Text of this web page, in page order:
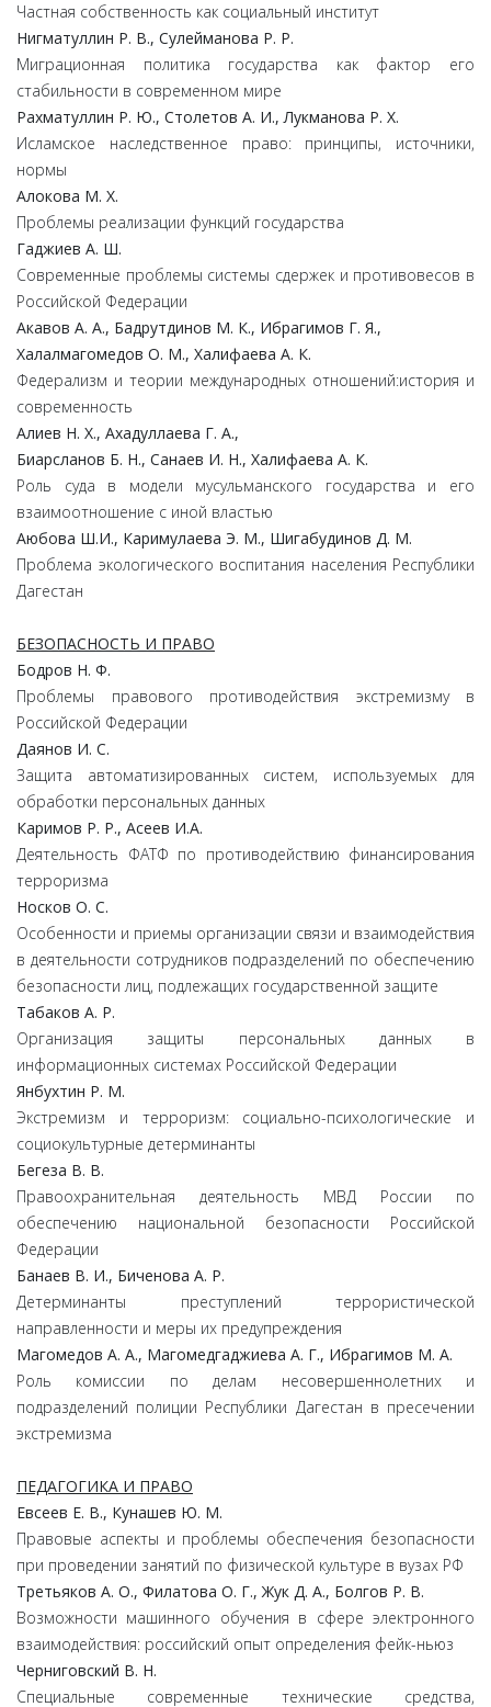
Частная собственность как социальный институт
Нигматуллин Р. В., Сулейманова Р. Р.
Миграционная политика государства как фактор его
стабильности в современном мире
Рахматуллин Р. Ю., Столетов А. И., Лукманова Р. Х.
Исламское наследственное право: принципы, источники,
нормы
Алокова М. Х.
Проблемы реализации функций государства
Гаджиев А. Ш.
Современные проблемы системы сдержек и противовесов в
Российской Федерации
Акавов А. А., Бадрутдинов М. К., Ибрагимов Г. Я.,
Халалмагомедов О. М., Халифаева А. К.
Федерализм и теории международных отношений:история и
современность
Алиев Н. Х., Ахадуллаева Г. А.,
Биарсланов Б. Н., Санаев И. Н., Халифаева А. К.
Роль суда в модели мусульманского государства и его
взаимоотношение с иной властью
Аюбова Ш.И., Каримулаева Э. М., Шигабудинов Д. М.
Проблема экологического воспитания населения Республики
Дагестан
БЕЗОПАСНОСТЬ И ПРАВО
Бодров Н. Ф.
Проблемы правового противодействия экстремизму в
Российской Федерации
Даянов И. С.
Защита автоматизированных систем, используемых для
обработки персональных данных
Каримов Р. Р., Асеев И.А.
Деятельность ФАТФ по противодействию финансирования
терроризма
Носков О. С.
Особенности и приемы организации связи и взаимодействия
в деятельности сотрудников подразделений по обеспечению
безопасности лиц, подлежащих государственной защите
Табаков А. Р.
Организация защиты персональных данных в
информационных системах Российской Федерации
Янбухтин Р. М.
Экстремизм и терроризм: социально-психологические и
социокультурные детерминанты
Бегеза В. В.
Правоохранительная деятельность МВД России по
обеспечению национальной безопасности Российской
Федерации
Банаев В. И., Биченова А. Р.
Детерминанты преступлений террористической
направленности и меры их предупреждения
Магомедов А. А., Магомедгаджиева А. Г., Ибрагимов М. А.
Роль комиссии по делам несовершеннолетних и
подразделений полиции Республики Дагестан в пресечении
экстремизма
ПЕДАГОГИКА И ПРАВО
Евсеев Е. В., Кунашев Ю. М.
Правовые аспекты и проблемы обеспечения безопасности
при проведении занятий по физической культуре в вузах РФ
Третьяков А. О., Филатова О. Г., Жук Д. А., Болгов Р. В.
Возможности машинного обучения в сфере электронного
взаимодействия: российский опыт определения фейк-ньюз
Черниговский В. Н.
Специальные современные технические средства,